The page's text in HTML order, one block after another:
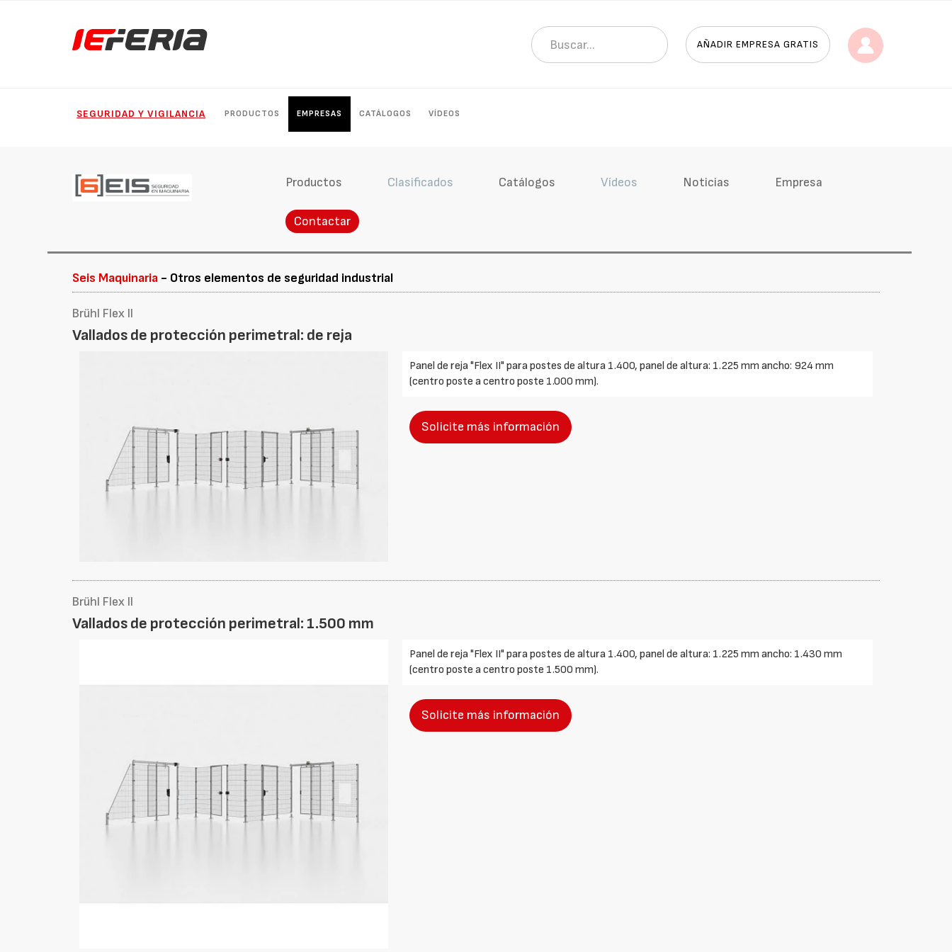
AÑADIR EMPRESA GRATIS
SEGURIDAD Y VIGILANCIA PRODUCTOS EMPRESAS CATÁLOGOS VÍDEOS
Productos Clasificados Catálogos Vídeos Noticias Empresa
Contactar
Seis Maquinaria - Otros elementos de seguridad industrial
Brühl Flex II
Vallados de protección perimetral: de reja
Panel de reja "Flex II" para postes de altura 1.400, panel de altura: 1.225 mm ancho: 924 mm
(centro poste a centro poste 1.000 mm).
Solicite más información
Brühl Flex II
Vallados de protección perimetral: 1.500 mm
Panel de reja "Flex II" para postes de altura 1.400, panel de altura: 1.225 mm ancho: 1.430 mm
(centro poste a centro poste 1.500 mm).
Solicite más información